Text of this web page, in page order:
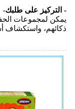
- التركيز على طلبك-
يمكن لمجموعات
ذكائهم، واستكشاف